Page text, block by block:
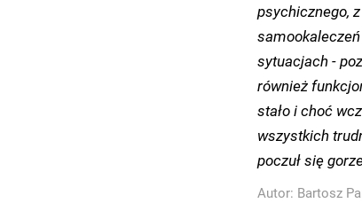
psychicznego,
sytuacjach -
również
stało i choć
wszystkich
poczuł się
Autor: Bartosz